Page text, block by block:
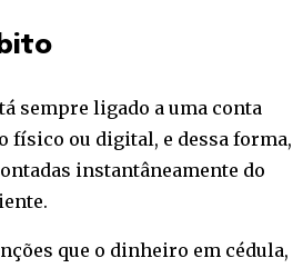
sempre ligado a uma conta
físico ou digital, e dessa forma,
instantâneamente do
que o dinheiro em cédula,